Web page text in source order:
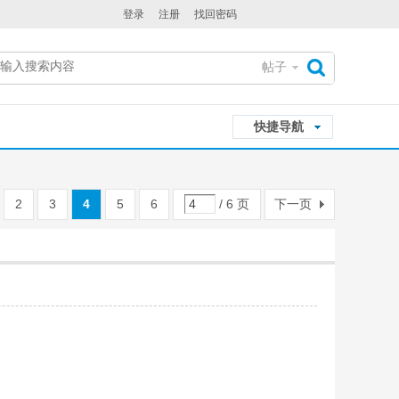
登录 注册 找回密码
帖子
快捷导航
2 3 4 5 6 / 6 页 下一页